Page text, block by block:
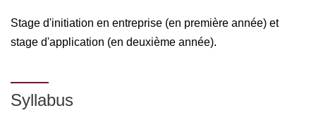
Stage d'initiation en entreprise (en première année) et
stage d'application (en deuxième année).
Syllabus